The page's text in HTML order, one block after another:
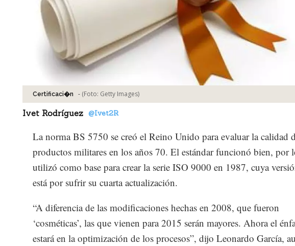
Certificaci�n - (Foto: Getty Images)
Ivet Rodríguez @Ivet2R
La norma BS 5750 se creó el Reino Unido para evaluar la calidad
productos militares en los años 70. El estándar funcionó bien, por
utilizó como base para crear la serie ISO 9000 en 1987, cuya
está por sufrir su cuarta actualización.
“A diferencia de las modificaciones hechas en 2008, que fueron
‘cosméticas’, las que vienen para 2015 serán mayores. Ahora el
estará en la optimización de los procesos”, dijo Leonardo García,